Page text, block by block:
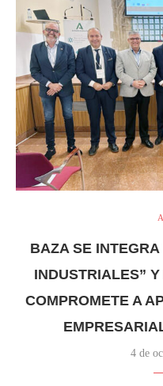
BAZA SE
INDUSTRIALES”
COMPROMETE A
4 de